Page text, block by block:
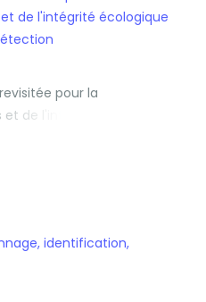
pour la
de l'intégrité écologique